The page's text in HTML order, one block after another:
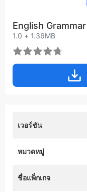
English Grammar
1.0 + 1.36MB
เวอร์ชัน
หมวดหมู่
ชื่อแพ็กเกจ